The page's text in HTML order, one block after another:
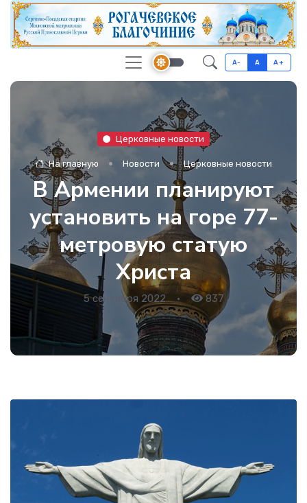
A- A A+
Церковные новости
На главную Новости Церковные новости
В Армении планируют
установить на горе 77-
метровую статую
Христа
5 сентября 2022 • 837